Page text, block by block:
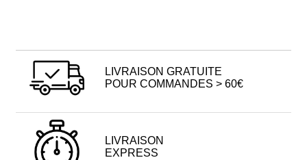
LIVRAISON GRATUITE
POUR COMMANDES > 60€
LIVRAISON
EXPRESS